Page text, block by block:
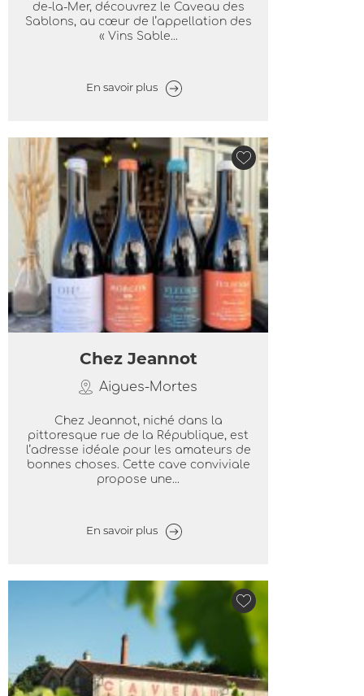
de-la-Mer, découvrez le Caveau des
Sablons, au cœur de l’appellation des
« Vins Sable...
En savoir plus
Chez Jeannot
Aigues-Mortes
Chez Jeannot, niché dans la
pittoresque rue de la République, est
l’adresse idéale pour les amateurs de
bonnes choses. Cette cave conviviale
propose une...
En savoir plus